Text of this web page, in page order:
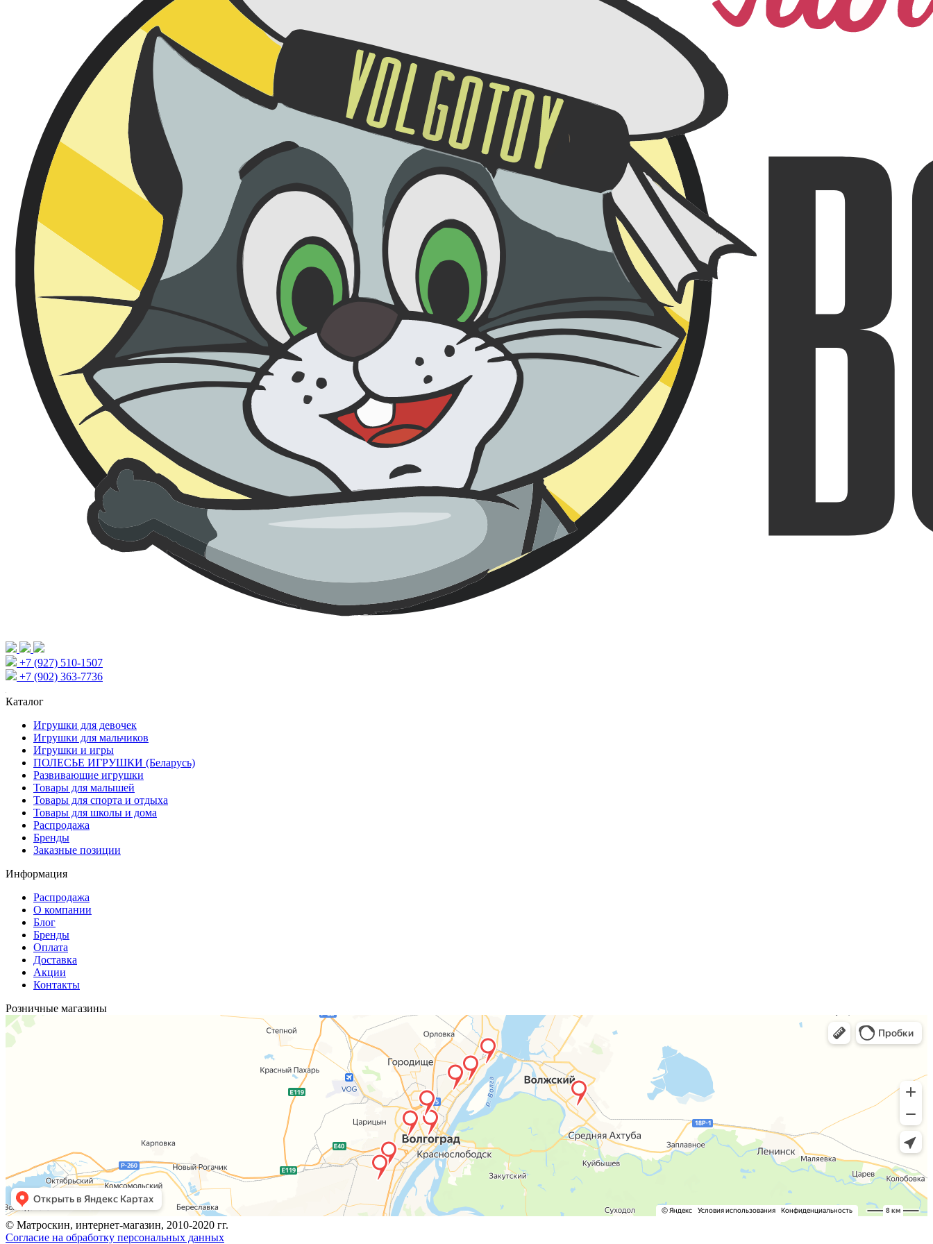
+7 (927) 510-1507
+7 (902) 363-7736
Каталог
Игрушки для девочек
Игрушки для мальчиков
Игрушки и игры
ПОЛЕСЬЕ ИГРУШКИ (Беларусь)
Развивающие игрушки
Товары для малышей
Товары для спорта и отдыха
Товары для школы и дома
Распродажа
Бренды
Заказные позиции
Информация
Распродажа
О компании
Блог
Бренды
Оплата
Доставка
Акции
Контакты
Розничные магазины
© Матроскин, интернет-магазин, 2010-2020 гг.
Согласие на обработку персональных данных